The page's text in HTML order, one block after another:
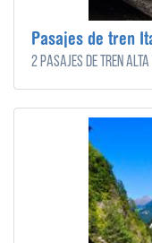
Pasajes de tren
2 pasajes de tren alta